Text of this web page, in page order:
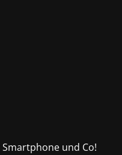
und Co!